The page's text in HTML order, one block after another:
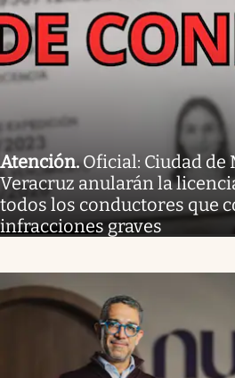
Atención.Oficial: Ciudad de
Veracruz anularán la
todos los conductores que
infracciones graves